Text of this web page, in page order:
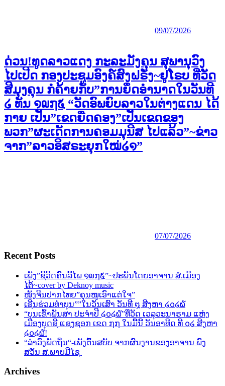
09/07/2026
ດ່ວນ!ທູດລາວແດງ ກະລະມັງຄຸນ ສຸພານຸວົງ
ໄປເປີດ ກອງປະຊູມອົງຄ໌ສົງຝຣັ່ງ~ຢູໂຣບ ທີ່ວັດ
ສີມຸງຄຸນ ກໍຄ້າຍກັບ”ການຍຶດອຳນາດໃນວັນທີ
໒ ທັນ ໑໙໗໕ “ວັດອົພຍົບລາວໃນຕ່າງແດນ ໄດ້
ກາຍ ເປັນ”ເຂດຍືດຄອງ”ເປັນເຂດຂອງ
ພວກ”ຜະເດັດການຄອມມຸນີສ ໄປແລ້ວ”~ຂ່າວ
ຈາກ”ລາວອິສຣະຍຸກໃໝ່໒໑”
07/07/2026
Recent Posts
ເພັງ”ຊີວີດຄົນລີ້ໄພ ໑໙໗໕”~ປະພັນໂດຍອາຈານ ສໍ.ເມືອງ
ໄຕ້~cover by Deknoy music
ໜັງຈີນປາກໄທຍ”ຄຸນໜູເອົາແຕ່ໃຈ”
ເຊີນຮ່ວມທຳບຸນ””ໃນວັນເສົາ ວັນທີ ໘ ສີງຫາ ໒໐໒໖
“ບຸນເຂົ້າພັນສາ ປະຈຳປີ ໒໐໒໖”ທີ່ວັດ ເວລຸວະນາຣາມ ແຫ່ງ
ເມືອງບຸດຊີ ແຊງຊອກ ເຂດ ໗໗ ໃນມື້ນີ້ ວັນອາທີດ ທີ ໐໒ ສີງຫາ
໒໐໒໖!
“ລຳວົງພັດຖິ່ນ“-ເພັງຕົ້ນສບັບ ຈາກຜົນງານຂອງອາຈານ ພົງ
ສວັນ ສ.ພາບມີໄຊ
Archives